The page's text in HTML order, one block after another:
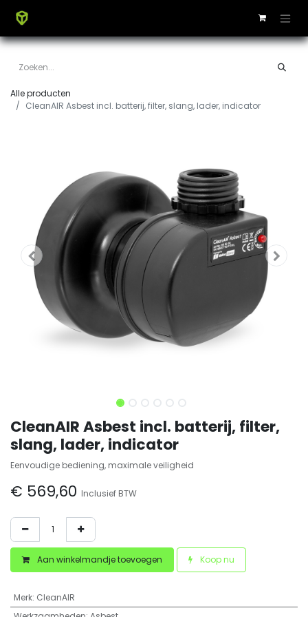
Alle producten
CleanAIR Asbest incl. batterij, filter, slang, lader, indicator
CleanAIR Asbest incl. batterij, filter,
slang, lader, indicator
Eenvoudige bediening, maximale veiligheid
€ 569,60 Inclusief BTW
Aan winkelmandje toevoegen Koop nu
Merk: CleanAIR